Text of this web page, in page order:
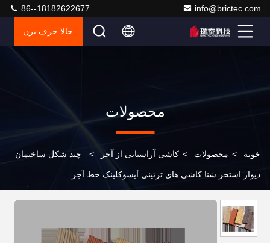
info@brictec.com
86--18182622677
حالا حرف بزن
محصولات
خونه > محصولات > کاشی آراستایی از آجر > چند شکل ساختمان
دیوار استخر شنا کاشی های تزئینی آیسوکلینک خط آجر